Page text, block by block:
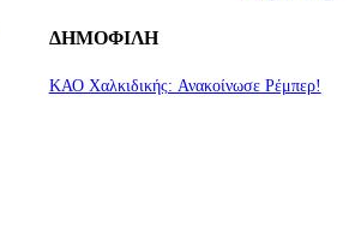
ΔΗΜΟΦΙΛΗ
ΚΑΟ Χαλκιδικής: Ανακοίνωσε Ρέμπερ!